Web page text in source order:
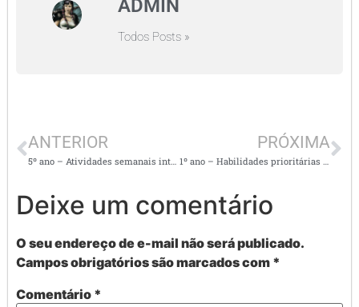
ADMIN
Todos Posts »
ANTERIOR
5º ano – Atividades semanais interdisciplinares super top
PRÓXIMA
1º ano – Habilidades prioritárias de Matemática em tempos de isolamento social – Seleção para ensino presencial remoto, hibrido e presencial
Deixe um comentário
O seu endereço de e-mail não será publicado.
Campos obrigatórios são marcados com *
Comentário *